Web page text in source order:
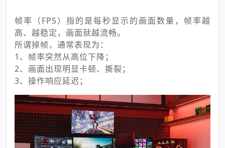
帧率（FPS）指的是每秒显示的画面数量，帧率越
高、越稳定，画面就越流畅。
所谓掉帧，通常表现为：
1、帧率突然从高位下降；
2、画面出现明显卡顿、撕裂；
3、操作响应延迟；